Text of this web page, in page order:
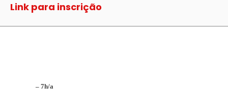
Link para inscrição
– 7h/a